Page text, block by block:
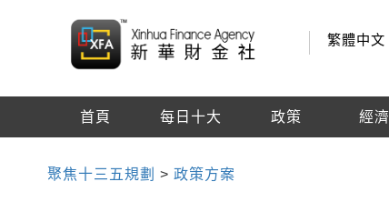
繁體中文
首頁 每日十大 政策 經濟
聚焦十三五規劃 >政策方案